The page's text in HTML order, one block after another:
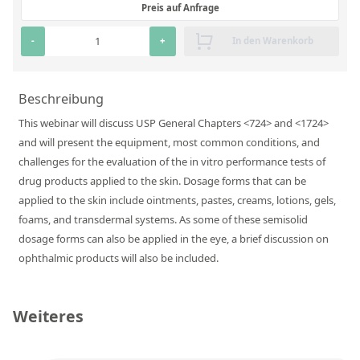
RFA-Monitorproben aus Silikatglas
Kundenspezifische Partikelstandards
Über Labmix24
Unsere Partner und Marken
Presse und Aktuelles
Vertretungen im Ausland
Messen und Events
Preis auf Anfrage
- + In den Warenkorb
Beschreibung
This webinar will discuss USP General Chapters <724> and <1724>
and will present the equipment, most common conditions, and
challenges for the evaluation of the in vitro performance tests of
drug products applied to the skin. Dosage forms that can be
applied to the skin include ointments, pastes, creams, lotions, gels,
foams, and transdermal systems. As some of these semisolid
dosage forms can also be applied in the eye, a brief discussion on
ophthalmic products will also be included.
Weiteres